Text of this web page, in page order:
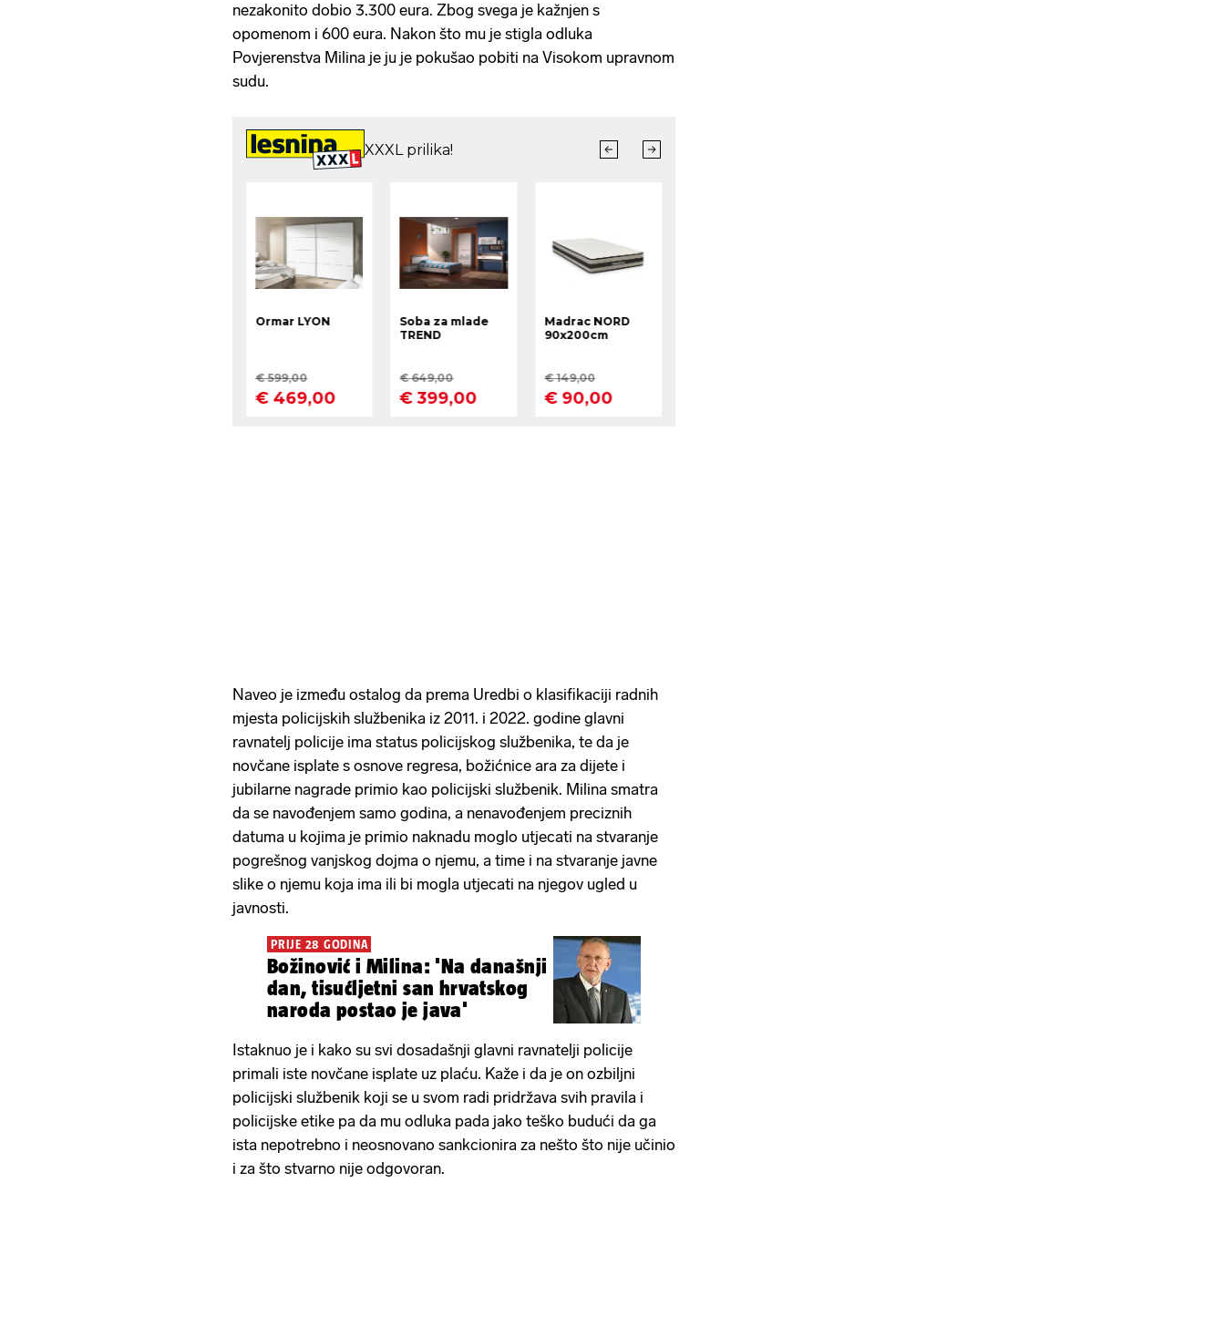
nezakonito dobio 3.300 eura. Zbog svega je kažnjen s
opomenom i 600 eura. Nakon što mu je stigla odluka
Povjerenstva Milina je ju je pokušao pobiti na Visokom upravnom
sudu.
Naveo je između ostalog da prema Uredbi o klasifikaciji radnih
mjesta policijskih službenika iz 2011. i 2022. godine glavni
ravnatelj policije ima status policijskog službenika, te da je
novčane isplate s osnove regresa, božićnice ara za dijete i
jubilarne nagrade primio kao policijski službenik. Milina smatra
da se navođenjem samo godina, a nenavođenjem preciznih
datuma u kojima je primio naknadu moglo utjecati na stvaranje
pogrešnog vanjskog dojma o njemu, a time i na stvaranje javne
slike o njemu koja ima ili bi mogla utjecati na njegov ugled u
javnosti.
PRIJE 28 GODINA
Božinović i Milina: 'Na današnji
dan, tisućljetni san hrvatskog
naroda postao je java'
Istaknuo je i kako su svi dosadašnji glavni ravnatelji policije
primali iste novčane isplate uz plaću. Kaže i da je on ozbiljni
policijski službenik koji se u svom radi pridržava svih pravila i
policijske etike pa da mu odluka pada jako teško budući da ga
ista nepotrebno i neosnovano sankcionira za nešto što nije učinio
i za što stvarno nije odgovoran.